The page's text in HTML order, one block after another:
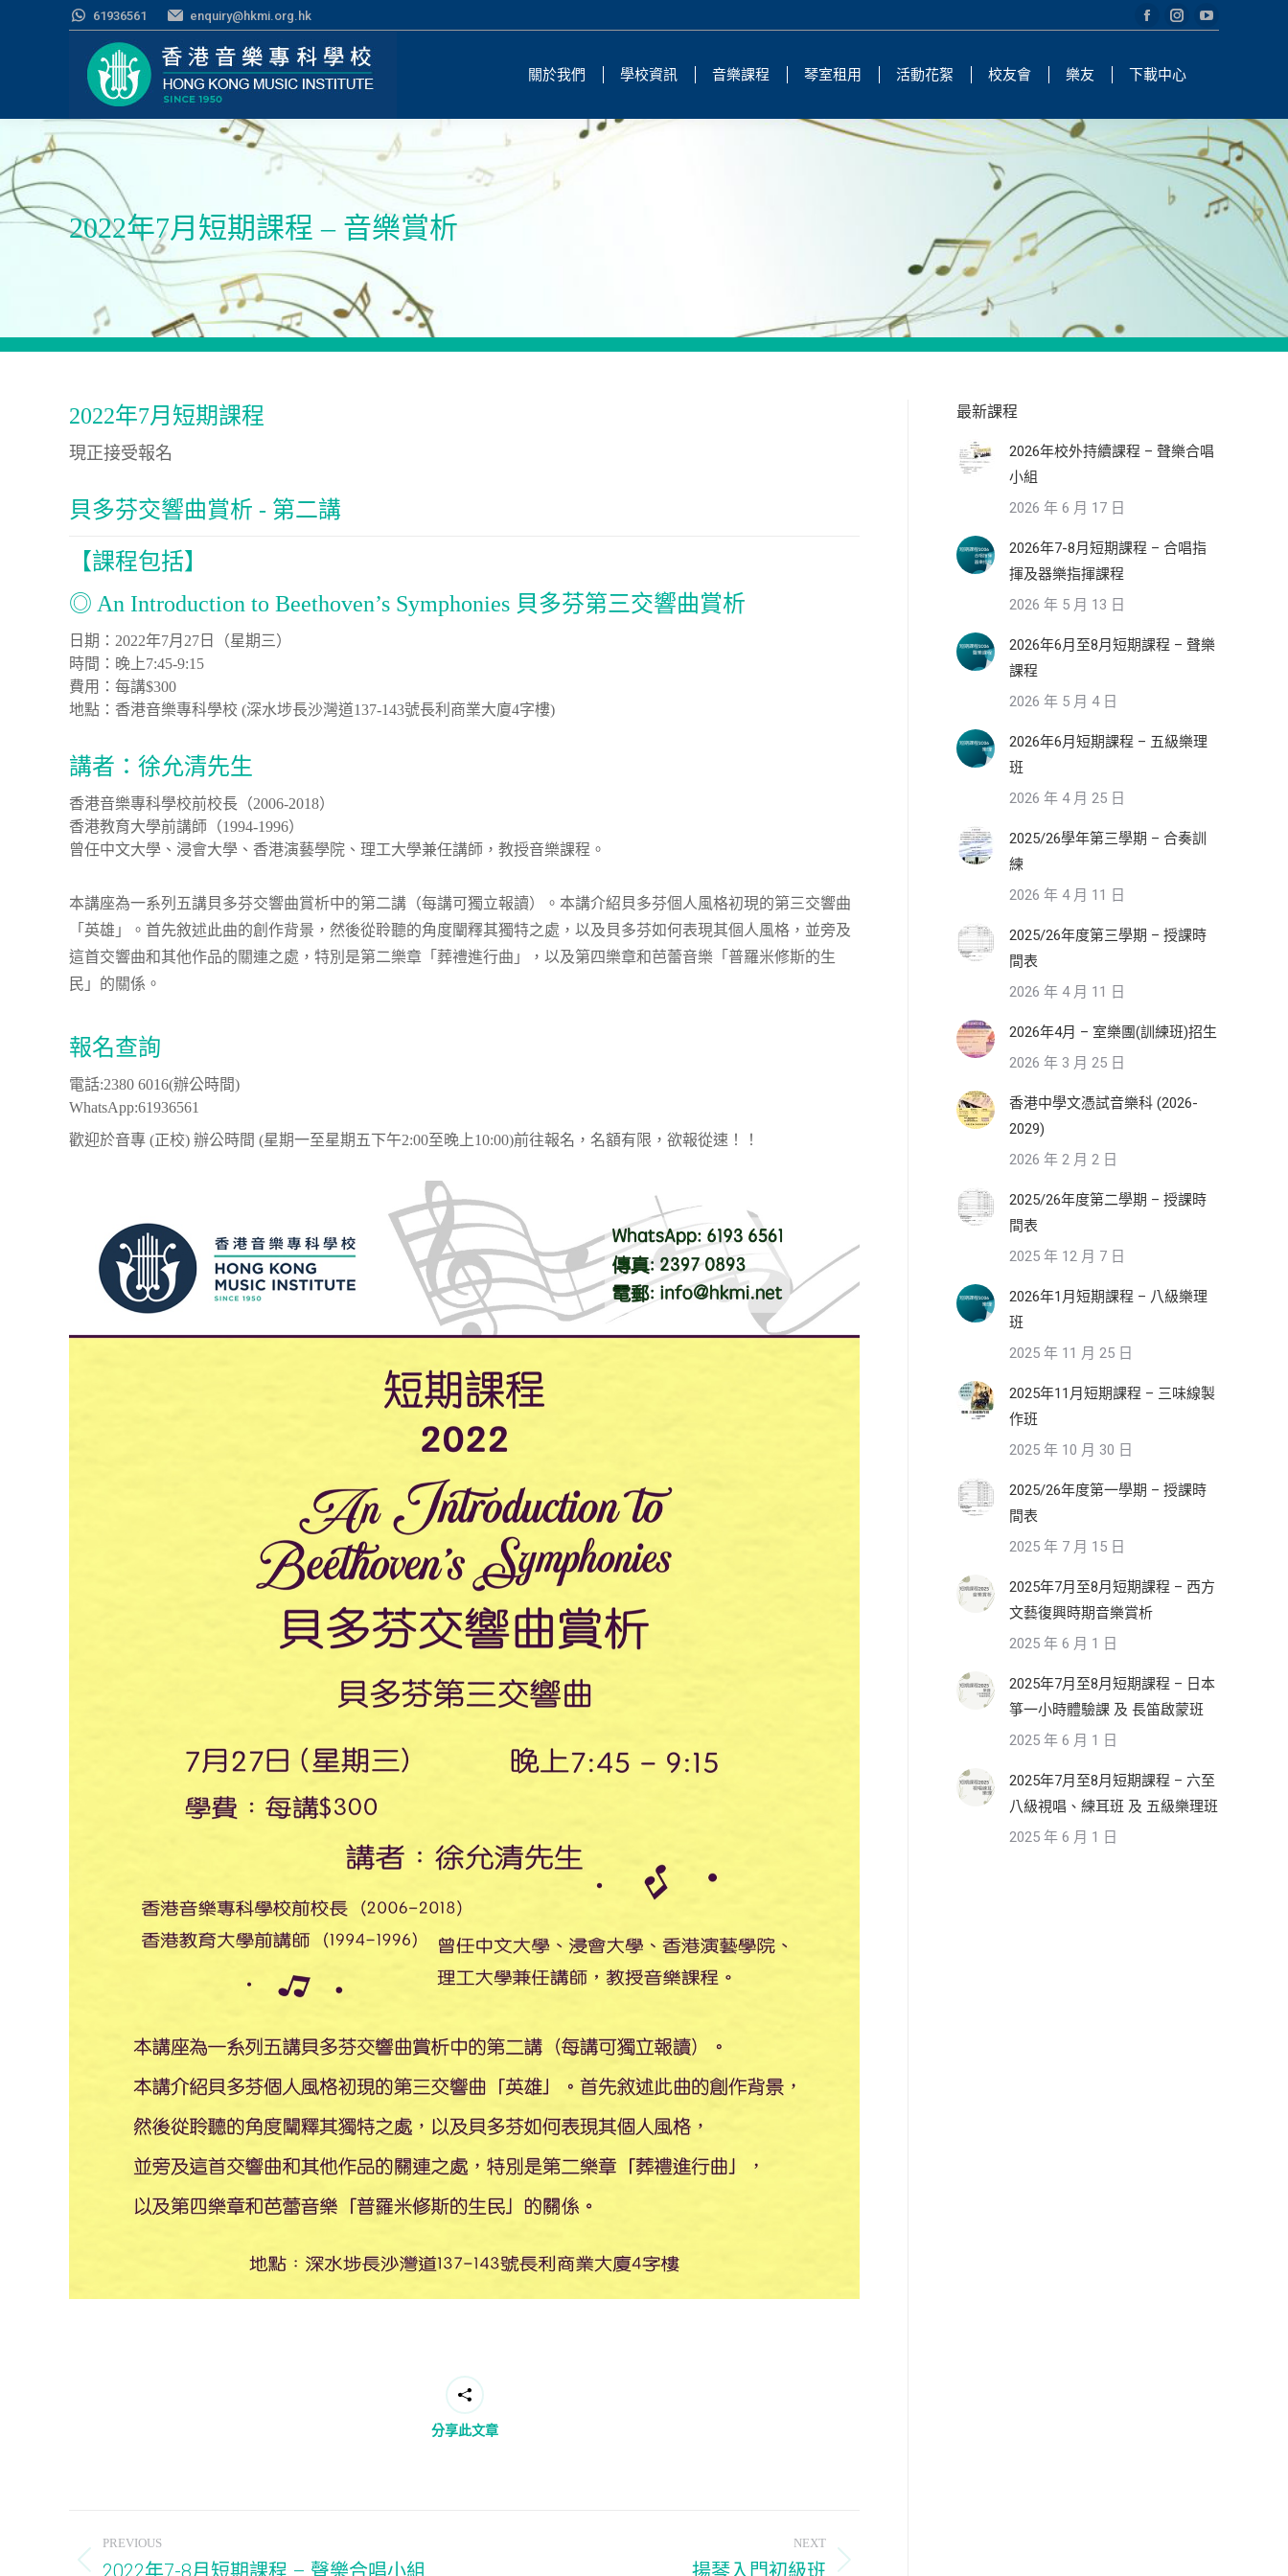
61936561 enquiry@hkmi.org.hk
Facebook
opens
new
window
Instagram
opens
new
window
YouTube
new
window
關於我們 學校資訊 音樂課程 琴室租用 活動花絮 校友會 樂友 下載中心
2022年7月短期課程 – 音樂賞析
2022年7月短期課程
現正接受報名
貝多芬交響曲賞析 - 第二講
【課程包括】
◎ An Introduction to Beethoven’s Symphonies 貝多芬第三交響曲賞析
日期：2022年7月27日（星期三）
時間：晚上7:45-9:15
費用：每講$300
地點：香港音樂專科學校 (深水埗長沙灣道137-143號長利商業大廈4字樓)
講者：徐允清先生
香港音樂專科學校前校長（2006-2018）
香港教育大學前講師（1994-1996）
曾任中文大學、浸會大學、香港演藝學院、理工大學兼任講師，教授音樂課程。
本講座為一系列五講貝多芬交響曲賞析中的第二講（每講可獨立報讀）。本講介紹貝多芬個人風格初現的第三交響曲
「英雄」。首先敘述此曲的創作背景，然後從聆聽的角度闡釋其獨特之處，以及貝多芬如何表現其個人風格，並旁及
這首交響曲和其他作品的關連之處，特別是第二樂章「葬禮進行曲」，以及第四樂章和芭蕾音樂「普羅米修斯的生
民」的關係。
報名查詢
電話:2380 6016(辦公時間)
WhatsApp:61936561
歡迎於音專 (正校) 辦公時間 (星期一至星期五下午2:00至晚上10:00)前往報名，名額有限，欲報從速！！
分享此文章
PostPREVIOUS
Previous
2022年7-8月短期課程 – 聲樂合唱小組
NEXT
揚琴入門初級班
最新課程
2026年校外持續課程 – 聲樂合唱
小組
2026 年 6 月 17 日
2026年7-8月短期課程 – 合唱指
揮及器樂指揮課程
2026 年 5 月 13 日
2026年6月至8月短期課程 – 聲樂
課程
2026 年 5 月 4 日
2026年6月短期課程 – 五級樂理
班
2026 年 4 月 25 日
2025/26學年第三學期 – 合奏訓
練
2026 年 4 月 11 日
2025/26年度第三學期 – 授課時
間表
2026 年 4 月 11 日
2026年4月 – 室樂團(訓練班)招生
2026 年 3 月 25 日
香港中學文憑試音樂科 (2026-
2029)
2026 年 2 月 2 日
2025/26年度第二學期 – 授課時
間表
2025 年 12 月 7 日
2026年1月短期課程 – 八級樂理
班
2025 年 11 月 25 日
2025年11月短期課程 – 三味線製
作班
2025 年 10 月 30 日
2025/26年度第一學期 – 授課時
間表
2025 年 7 月 15 日
2025年7月至8月短期課程 – 西方
文藝復興時期音樂賞析
2025 年 6 月 1 日
2025年7月至8月短期課程 – 日本
箏一小時體驗課 及 長笛啟蒙班
2025 年 6 月 1 日
2025年7月至8月短期課程 – 六至
八級視唱、練耳班 及 五級樂理班
2025 年 6 月 1 日